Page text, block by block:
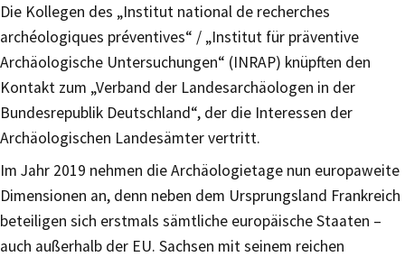
Die Kollegen des „Institut national de recherches
archéologiques préventives“ / „Institut für präventive
Archäologische Untersuchungen“ (INRAP) knüpften den
Kontakt zum „Verband der Landesarchäologen in der
Bundesrepublik Deutschland“, der die Interessen der
Archäologischen Landesämter vertritt.
Im Jahr 2019 nehmen die Archäologietage nun europaweite
Dimensionen an, denn neben dem Ursprungsland Frankreich
beteiligen sich erstmals sämtliche europäische Staaten –
auch außerhalb der EU. Sachsen mit seinem reichen